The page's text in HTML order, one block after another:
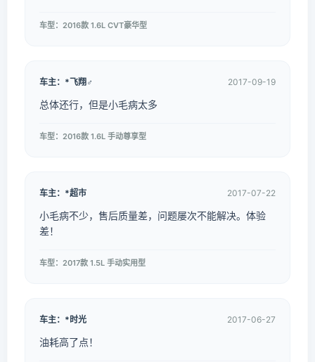
车型：2016款 1.6L CVT豪华型
车主：*飞翔♂ 2017-09-19
总体还行，但是小毛病太多
车型：2016款 1.6L 手动尊享型
车主：*超市 2017-07-22
小毛病不少，售后质量差，问题屡次不能解决。体验
差！
车型：2017款 1.5L 手动实用型
车主：*时光 2017-06-27
油耗高了点！